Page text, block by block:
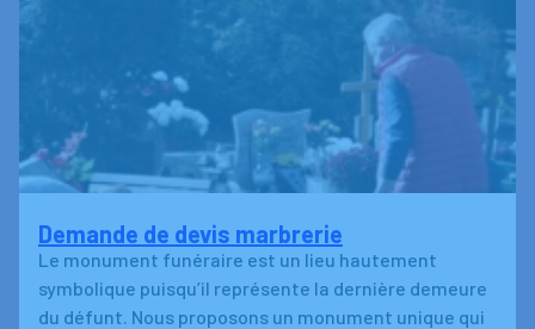
Demande de devis marbrerie
Le monument funéraire est un lieu hautement
symbolique puisqu’il représente la dernière demeure
du défunt. Nous proposons un monument unique qui